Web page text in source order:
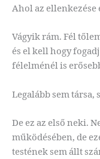
Ahol az ellenkezése
Vágyik rám. Fél
és el kell hogy
félelménél is
Legalább sem társa,
De ez az első neki.
működésében, de
testének sem állt